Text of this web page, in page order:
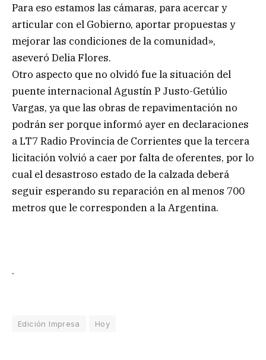
Para eso estamos las cámaras, para acercar y
articular con el Gobierno, aportar propuestas y
mejorar las condiciones de la comunidad»,
aseveró Delia Flores.
Otro aspecto que no olvidó fue la situación del
puente internacional Agustín P Justo-Getúlio
Vargas, ya que las obras de repavimentación no
podrán ser porque informó ayer en declaraciones
a LT7 Radio Provincia de Corrientes que la tercera
licitación volvió a caer por falta de oferentes, por lo
cual el desastroso estado de la calzada deberá
seguir esperando su reparación en al menos 700
metros que le corresponden a la Argentina.
.
Edición Impresa Hoy